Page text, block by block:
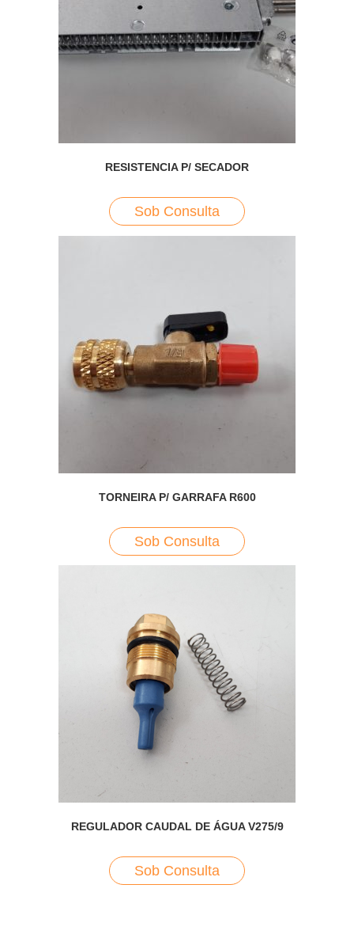
RESISTENCIA P/ SECADOR
Sob Consulta
TORNEIRA P/ GARRAFA R600
Sob Consulta
REGULADOR CAUDAL DE ÁGUA V275/9
Sob Consulta